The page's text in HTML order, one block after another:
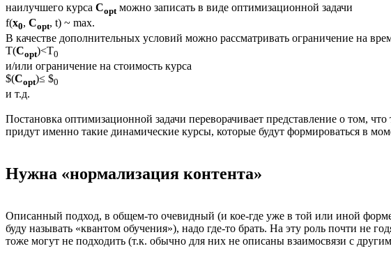
наилучшего курса Copt можно записать в виде оптимизационной задачи
f(x0, Copt, t) ~ max.
В качестве дополнительных условий можно рассматривать ограничение на
Т(Copt)<T0
и/или ограничение на стоимость курса
$(Copt)≤ $0
и т.д.
Постановка оптимизационной задачи переворачивает представление о том,
придут именно такие динамические курсы, которые будут формироваться в
Нужна «нормализация контента»
Описанный подход, в общем-то очевидный (и кое-где уже в той или иной
буду называть «квантом обучения»), надо где-то брать. На эту роль почти
тоже могут не подходить (т.к. обычно для них не описаны взаимосвязи с